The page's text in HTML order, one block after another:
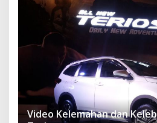
Video Kelemahan dan